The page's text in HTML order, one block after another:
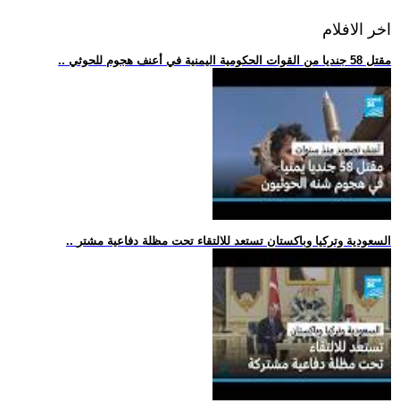
اخر الافلام
.. مقتل 58 جنديا من القوات الحكومية اليمنية في أعنف هجوم للحوثي
.. السعودية وتركيا وباكستان تستعد للالتقاء تحت مظلة دفاعية مشتر